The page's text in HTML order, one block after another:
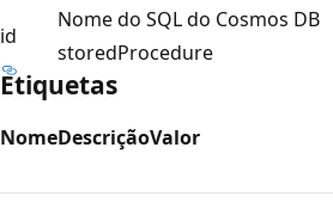
id
Nome do SQL do Cosmos DB
storedProcedure
Etiquetas
NomeDescriçãoValor